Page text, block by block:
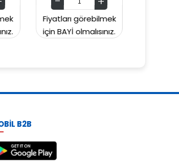
Fiyatları görebilmek
için BAYİ olmalısınız.
B2B